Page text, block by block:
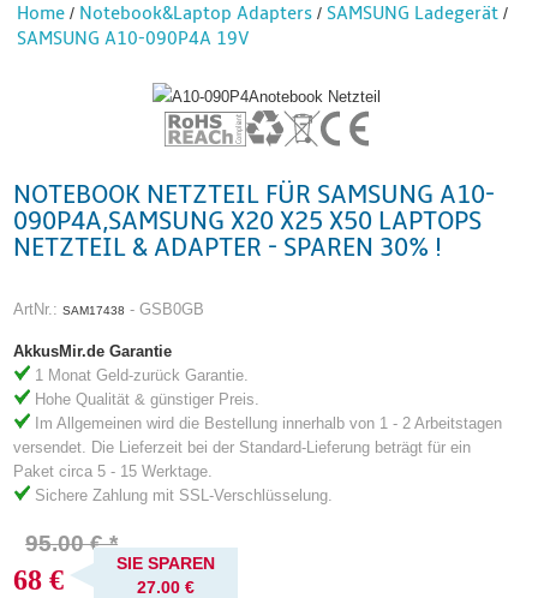
Home / Notebook&Laptop Adapters / SAMSUNG Ladegerät /
SAMSUNG A10-090P4A 19V
NOTEBOOK NETZTEIL FÜR SAMSUNG A10-
090P4A,SAMSUNG X20 X25 X50 LAPTOPS
NETZTEIL & ADAPTER - SPAREN 30% !
ArtNr.:SAM17438 - GSB0GB
AkkusMir.de Garantie
1 Monat Geld-zurück Garantie.
Hohe Qualität & günstiger Preis.
Im Allgemeinen wird die Bestellung innerhalb von 1 - 2 Arbeitstagen
versendet. Die Lieferzeit bei der Standard-Lieferung beträgt für ein
Paket circa 5 - 15 Werktage.
Sichere Zahlung mit SSL-Verschlüsselung.
95.00 € *
68 €
SIE SPAREN
27.00 €